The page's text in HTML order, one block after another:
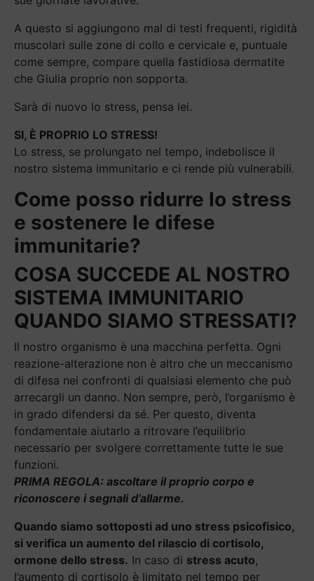
A questo si aggiungono mal di testi frequenti, rigidità
muscolari sulle zone di collo e cervicale e, puntuale
come sempre, compare quella fastidiosa dermatite
che Giulia proprio non sopporta.
Sarà di nuovo lo stress, pensa lei.
SI, È PROPRIO LO STRESS!
Lo stress, se prolungato nel tempo, indebolisce il
nostro sistema immunitario e ci rende più vulnerabili.
Come posso ridurre lo stress
e sostenere le difese
immunitarie?
COSA SUCCEDE AL NOSTRO
SISTEMA IMMUNITARIO
QUANDO SIAMO STRESSATI?
Il nostro organismo è una macchina perfetta. Ogni
reazione-alterazione non è altro che un meccanismo
di difesa nei confronti di qualsiasi elemento che può
arrecargli un danno. Non sempre, però, l’organismo è
in grado difendersi da sé. Per questo, diventa
fondamentale aiutarlo a ritrovare l’equilibrio
necessario per svolgere correttamente tutte le sue
funzioni.
PRIMA REGOLA: ascoltare il proprio corpo e
riconoscere i segnali d’allarme.
Quando siamo sottoposti ad uno stress psicofisico,
si verifica un aumento del rilascio di cortisolo,
ormone dello stress. In caso di stress acuto,
l’aumento di cortisolo è limitato nel tempo per